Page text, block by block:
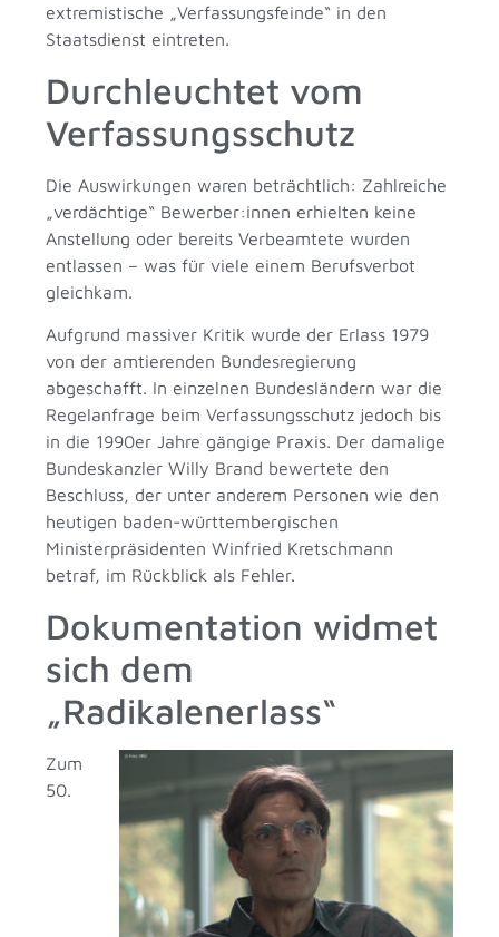
extremistische „Verfassungsfeinde“ in den
Staatsdienst eintreten.
Durchleuchtet vom
Verfassungsschutz
Die Auswirkungen waren beträchtlich: Zahlreiche
„verdächtige“ Bewerber:innen erhielten keine
Anstellung oder bereits Verbeamtete wurden
entlassen – was für viele einem Berufsverbot
gleichkam.
Aufgrund massiver Kritik wurde der Erlass 1979
von der amtierenden Bundesregierung
abgeschafft. In einzelnen Bundesländern war die
Regelanfrage beim Verfassungsschutz jedoch bis
in die 1990er Jahre gängige Praxis. Der damalige
Bundeskanzler Willy Brand bewertete den
Beschluss, der unter anderem Personen wie den
heutigen baden-württembergischen
Ministerpräsidenten Winfried Kretschmann
betraf, im Rückblick als Fehler.
Dokumentation widmet
sich dem
„Radikalenerlass“
Zum
50.